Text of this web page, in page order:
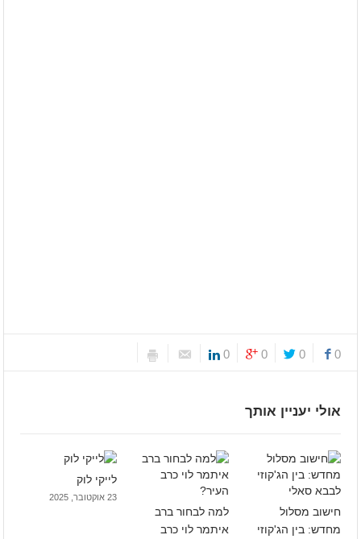
0
0
0
0
אולי יעניין אותך
חישוב מסלול
מחדש: בין הג'קוזי
למה לבחור ברב
איתמר לוי כרב
לייקי לוק
23 אוקטובר, 2025